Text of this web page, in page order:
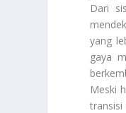
Dari
yang
gaya
Meski